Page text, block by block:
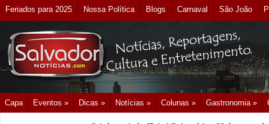
Feriados para 2025 Nossa Política Blogs Carnaval São João
Capa Eventos » Dicas » Notícias » Colunas » Gastronomia »